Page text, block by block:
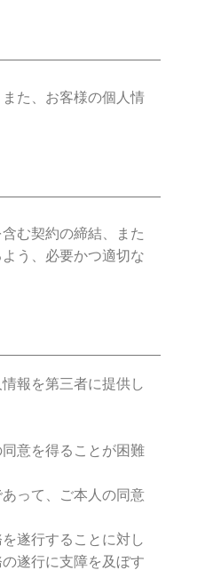
た、お客様の個人情
む契約の締結、また
う、必要かつ適切な
報を第三者に提供し
意を得ることが困難
って、ご本人の同意
遂行することに対し
遂行に支障を及ぼす